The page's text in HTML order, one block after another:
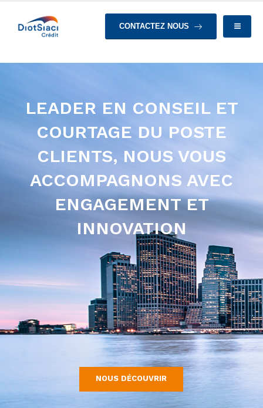
CONTACTEZ NOUS
LEADER EN CONSEIL ET
COURTAGE DU POSTE
CLIENTS, NOUS VOUS
ACCOMPAGNONS AVEC
ENGAGEMENT ET
INNOVATION
NOUS DÉCOUVRIR